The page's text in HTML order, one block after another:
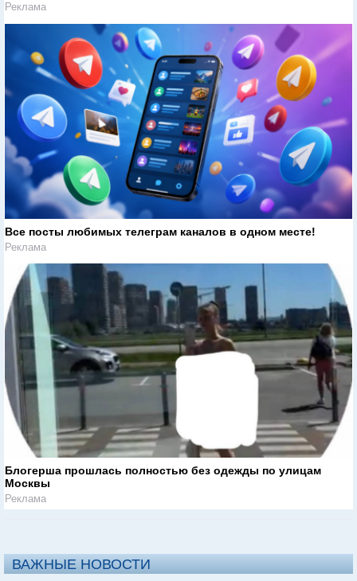
Реклама
Все посты любимых телеграм каналов в одном месте!
Реклама
Блогерша прошлась полностью без одежды по улицам
Москвы
Реклама
ВАЖНЫЕ НОВОСТИ